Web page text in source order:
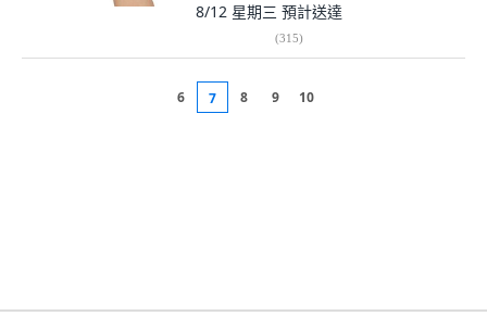
8/12 星期三 預計送達
(315)
6 7 8 9 10